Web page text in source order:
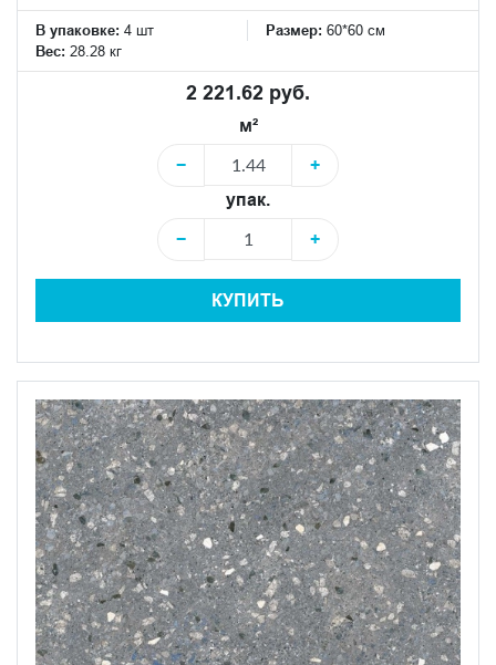
В упаковке: 4 шт Размер: 60*60 см
Вес: 28.28 кг
2 221.62 руб.
м²
−
+
упак.
−
+
КУПИТЬ